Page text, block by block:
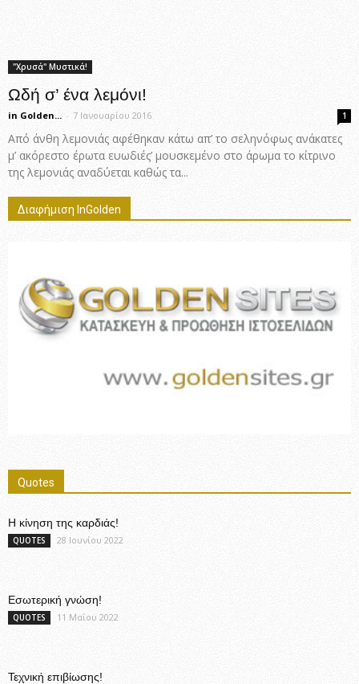
"Χρυσά" Μυστικά!
Ωδή σ’ ένα λεμόνι!
in Golden... - 7 Ιανουαρίου 2016 1
Από άνθη λεμονιάς αφέθηκαν κάτω απ’ το σεληνόφως ανάκατες
μ’ ακόρεστο έρωτα ευωδιές’ μουσκεμένο στο άρωμα το κίτρινο
της λεμονιάς αναδύεται καθώς τα...
Διαφήμιση InGolden
Quotes
Η κίνηση της καρδιάς!
QUOTES 28 Ιουνίου 2022
Εσωτερική γνώση!
QUOTES 11 Μαΐου 2022
Τεχνική επιβίωσης!